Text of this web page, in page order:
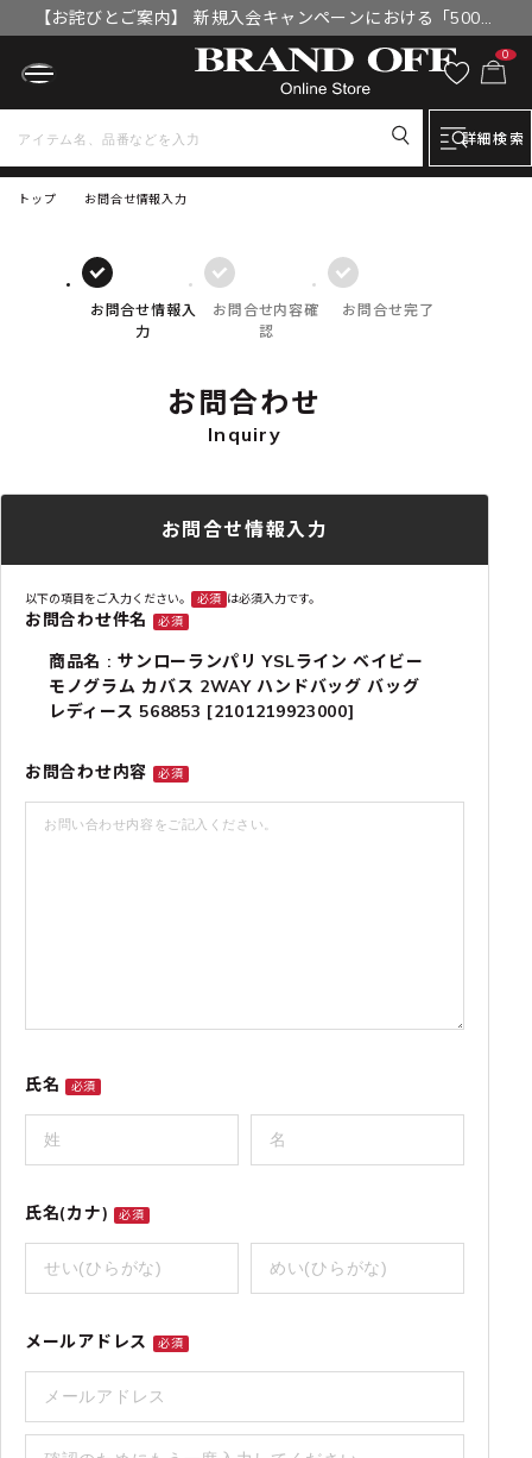
【お詫びとご案内】 新規入会キャンペーンにおける「500円
OFFクーポン」付与漏れと補填について
0
詳細検索
トップ お問合せ情報入力
お問合せ情報入
力
お問合せ内容確
認
お問合せ完了
お問合わせ
Inquiry
お問合せ情報入力
以下の項目をご入力ください。 必須 は必須入力です。
お問合わせ件名 必須
商品名 : サンローランパリ YSLライン ベイビー
モノグラム カバス 2WAY ハンドバッグ バッグ
レディース 568853 [2101219923000]
お問合わせ内容 必須
氏名 必須
氏名(カナ) 必須
メールアドレス 必須